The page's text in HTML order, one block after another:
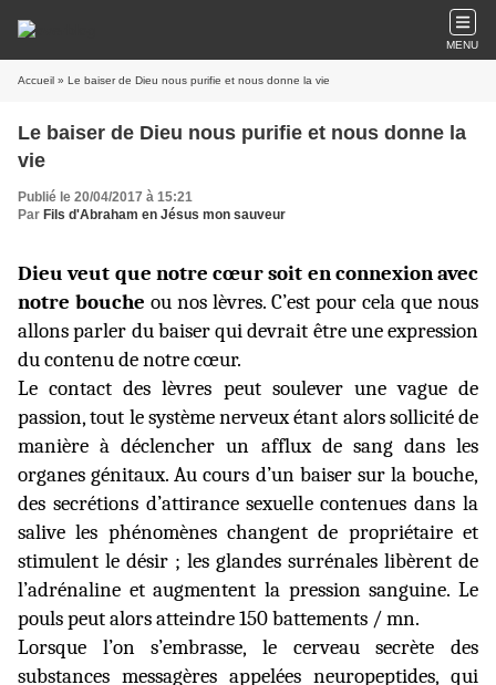
MENU
Accueil » Le baiser de Dieu nous purifie et nous donne la vie
Le baiser de Dieu nous purifie et nous donne la
vie
Publié le 20/04/2017 à 15:21
Par Fils d'Abraham en Jésus mon sauveur
Dieu veut que notre cœur soit en connexion avec
notre bouche ou nos lèvres. C’est pour cela que nous
allons parler du baiser qui devrait être une expression
du contenu de notre cœur.
Le contact des lèvres peut soulever une vague de
passion, tout le système nerveux étant alors sollicité de
manière à déclencher un afflux de sang dans les
organes génitaux. Au cours d’un baiser sur la bouche,
des secrétions d’attirance sexuelle contenues dans la
salive les phénomènes changent de propriétaire et
stimulent le désir ; les glandes surrénales libèrent de
l’adrénaline et augmentent la pression sanguine. Le
pouls peut alors atteindre 150 battements / mn.
Lorsque l’on s’embrasse, le cerveau secrète des
substances messagères appelées neuropeptides, qui